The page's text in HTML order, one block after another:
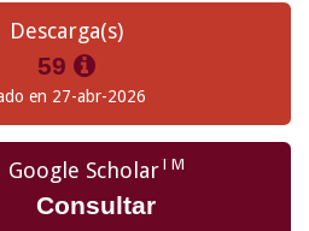
Descarga(s)
59
en 27-abr-2026
Google ScholarTM
Consultar